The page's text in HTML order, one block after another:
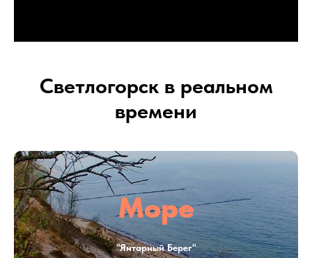
Светлогорск в реальном
времени
Море
"Янтарный Берег"